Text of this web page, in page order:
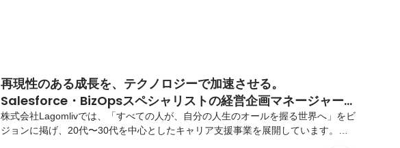
再現性のある成長を、テクノロジーで加速させる。
Salesforce・BizOpsスペシャリストの経営企画マネージャーが
Lagomlivで挑む「HR×AIOps」の未来
株式会社Lagomlivでは、「すべての人が、自分の人生のオールを握る世界へ」をビ
ジョンに掲げ、20代〜30代を中心としたキャリア支援事業を展開しています。今